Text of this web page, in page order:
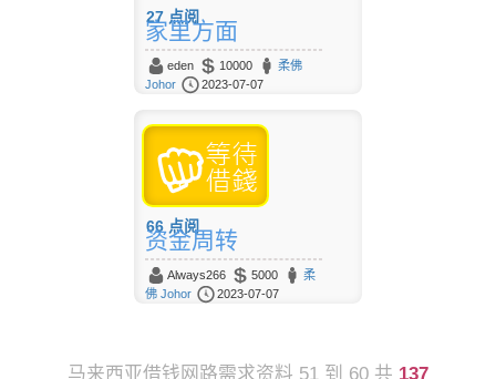
27 点阅
家里方面
eden 10000
柔佛
Johor
2023-07-07
66 点阅
资金周转
Always266 5000
柔
佛 Johor
2023-07-07
马来西亚借钱网路需求资料 51 到 60 共 137